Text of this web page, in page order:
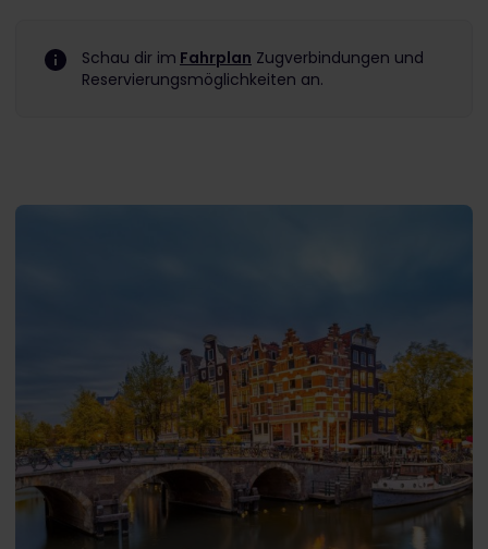
Schau dir im Fahrplan Zugverbindungen und
Reservierungsmöglichkeiten an.